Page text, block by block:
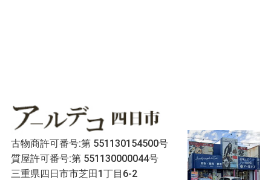
古物商許可番号:第 551130154500号
質屋許可番号:第 551130000044号
三重県四日市市芝田1丁目6-2